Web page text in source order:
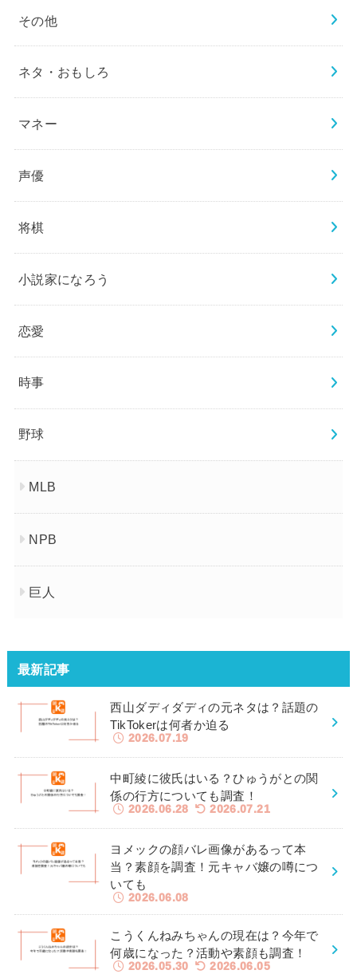
その他
ネタ・おもしろ
マネー
声優
将棋
小説家になろう
恋愛
時事
野球
MLB
NPB
巨人
最新記事
西山ダディダディの元ネタは？話題の
TikTokerは何者か迫る
2026.07.19
中町綾に彼氏はいる？ひゅうがとの関
係の行方についても調査！
2026.06.28 2026.07.21
ヨメックの顔バレ画像があるって本
当？素顔を調査！元キャバ嬢の噂につ
いても
2026.06.08
こうくんねみちゃんの現在は？今年で
何歳になった？活動や素顔も調査！
2026.05.30 2026.06.05